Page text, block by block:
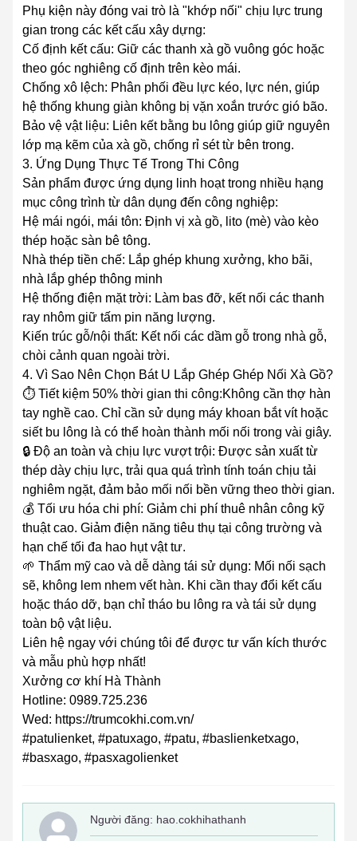
Phụ kiện này đóng vai trò là "khớp nối" chịu lực trung
gian trong các kết cấu xây dựng:
Cố định kết cấu: Giữ các thanh xà gồ vuông góc hoặc
theo góc nghiêng cố định trên kèo mái.
Chống xô lệch: Phân phối đều lực kéo, lực nén, giúp
hệ thống khung giàn không bị vặn xoắn trước gió bão.
Bảo vệ vật liệu: Liên kết bằng bu lông giúp giữ nguyên
lớp mạ kẽm của xà gồ, chống rỉ sét từ bên trong.
3. Ứng Dụng Thực Tế Trong Thi Công
Sản phẩm được ứng dụng linh hoạt trong nhiều hạng
mục công trình từ dân dụng đến công nghiệp:
Hệ mái ngói, mái tôn: Định vị xà gồ, lito (mè) vào kèo
thép hoặc sàn bê tông.
Nhà thép tiền chế: Lắp ghép khung xưởng, kho bãi,
nhà lắp ghép thông minh
Hệ thống điện mặt trời: Làm bas đỡ, kết nối các thanh
ray nhôm giữ tấm pin năng lượng.
Kiến trúc gỗ/nội thất: Kết nối các dầm gỗ trong nhà gỗ,
chòi cảnh quan ngoài trời.
4. Vì Sao Nên Chọn Bát U Lắp Ghép Ghép Nối Xà Gồ?
⏱️ Tiết kiệm 50% thời gian thi công:Không cần thợ hàn
tay nghề cao. Chỉ cần sử dụng máy khoan bắt vít hoặc
siết bu lông là có thể hoàn thành mối nối trong vài giây.
🔒 Độ an toàn và chịu lực vượt trội: Được sản xuất từ
thép dày chịu lực, trải qua quá trình tính toán chịu tải
nghiêm ngặt, đảm bảo mối nối bền vững theo thời gian.
💰 Tối ưu hóa chi phí: Giảm chi phí thuê nhân công kỹ
thuật cao. Giảm điện năng tiêu thụ tại công trường và
hạn chế tối đa hao hụt vật tư.
🌱 Thẩm mỹ cao và dễ dàng tái sử dụng: Mối nối sạch
sẽ, không lem nhem vết hàn. Khi cần thay đổi kết cấu
hoặc tháo dỡ, bạn chỉ tháo bu lông ra và tái sử dụng
toàn bộ vật liệu.
Liên hệ ngay với chúng tôi để được tư vấn kích thước
và mẫu phù hợp nhất!
Xưởng cơ khí Hà Thành
Hotline: 0989.725.236
Wed: https://trumcokhi.com.vn/
#patulienket, #patuxago, #patu, #baslienketxago,
#basxago, #pasxagolienket
Người đăng: hao.cokhihathanh